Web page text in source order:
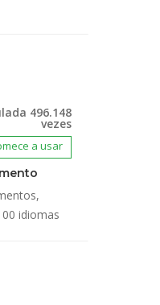
496.148
vezes
a usar
idiomas